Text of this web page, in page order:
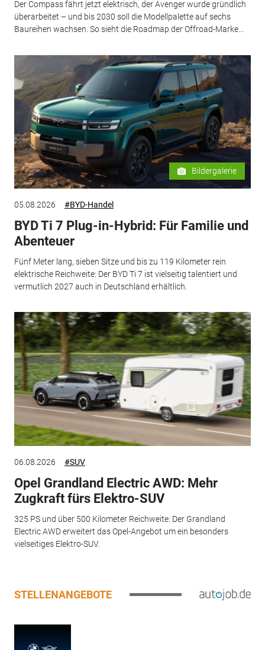
Der Compass fährt jetzt elektrisch, der Avenger wurde gründlich
überarbeitet – und bis 2030 soll die Modellpalette auf sechs
Baureihen wachsen. So sieht die Roadmap der Offroad-Marke...
Bildergalerie
05.08.2026 #BYD-Handel
BYD Ti 7 Plug-in-Hybrid: Für Familie und
Abenteuer
Fünf Meter lang, sieben Sitze und bis zu 119 Kilometer rein
elektrische Reichweite: Der BYD Ti 7 ist vielseitig talentiert und
vermutlich 2027 auch in Deutschland erhältlich.
06.08.2026 #SUV
Opel Grandland Electric AWD: Mehr
Zugkraft fürs Elektro-SUV
325 PS und über 500 Kilometer Reichweite: Der Grandland
Electric AWD erweitert das Opel-Angebot um ein besonders
vielseitiges Elektro-SUV.
STELLENANGEBOTE